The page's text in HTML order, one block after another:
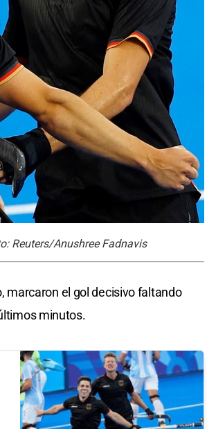
Reuters/Anushree Fadnavis
marcaron el gol decisivo faltando
minutos.